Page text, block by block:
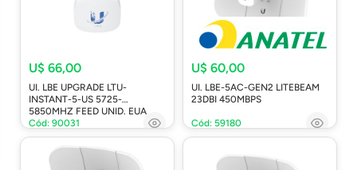
U$ 66,00
UI. LBE UPGRADE LTU-
INSTANT-5-US 5725-
5850MHZ FEED UNID. EUA
Cód: 90031
U$ 60,00
UI. LBE-5AC-GEN2 LITEBEAM
23DBI 450MBPS
Cód: 59180